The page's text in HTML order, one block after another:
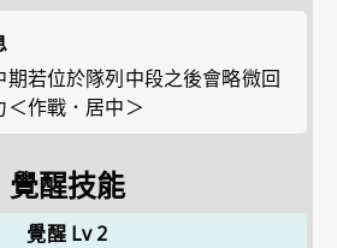
期若位於隊列中段之後會略微回
＜作戰．居中＞
覺醒技能
覺醒 Lv 2